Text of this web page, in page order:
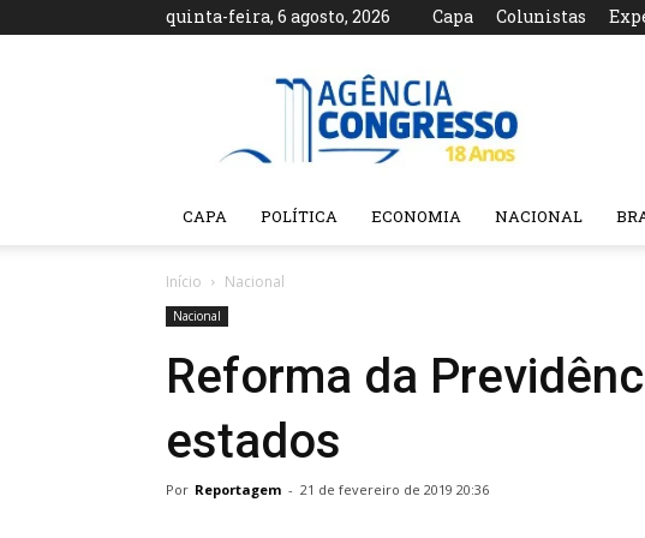
quinta-feira, 6 agosto, 2026 Capa Colunistas
Agência
CAPA POLÍTICA ECONOMIA NACIONAL
Início Nacional
Nacional
Reforma da
estados
Por Reportagem - 21 de fevereiro de 2019 20:36